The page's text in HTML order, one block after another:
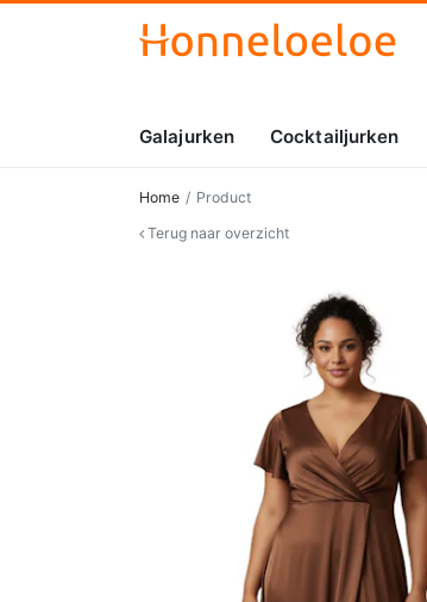
Galajurken Cocktailjurken
Home
Product
Terug naar overzicht